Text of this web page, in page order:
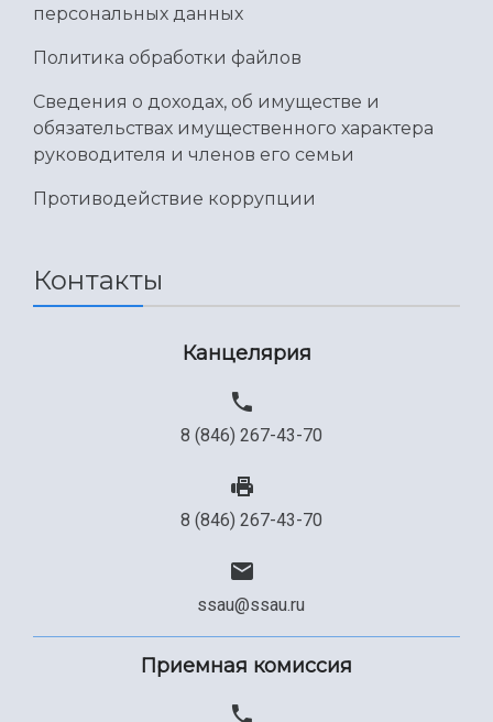
персональных данных
Политика обработки файлов
Сведения о доходах, об имуществе и
обязательствах имущественного характера
руководителя и членов его семьи
Противодействие коррупции
Контакты
Канцелярия
8 (846) 267-43-70
8 (846) 267-43-70
ssau@ssau.ru
Приемная комиссия